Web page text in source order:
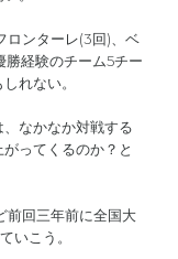
ロンターレ(3回)、ベ
勝経験のチーム5チー
れない。
なかなか対戦する
ってくるのか？と
前回三年前に全国大
いこう。